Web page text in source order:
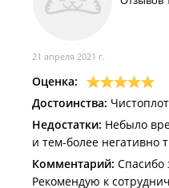
21 апреля 2021 г.
Оценка:
Достоинства:
Недостатки: Небыло
и тем-более негативно
Комментарий: Спасибо
Рекомендую к